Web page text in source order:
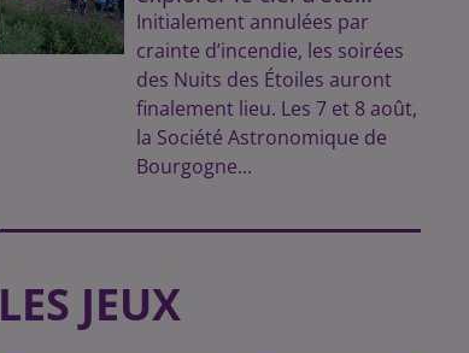
Initialement annulées par
crainte d’incendie, les soirées
des Nuits des Étoiles auront
finalement lieu. Les 7 et 8 août,
la Société Astronomique de
Bourgogne...
LES JEUX